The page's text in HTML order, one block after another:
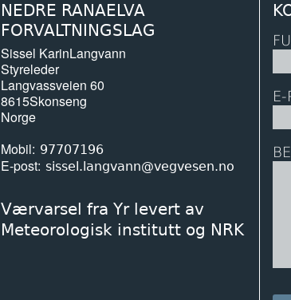
NEDRE RANAELVA
FORVALTNINGSLAG
Sissel KarinLangvann
Styreleder
Langvassveien 60
8615Skonseng
Norge
Mobil
97707196
E-post sissel.langvann@vegvesen.no
Værvarsel fra Yr levert av
Meteorologisk institutt og NRK
E-